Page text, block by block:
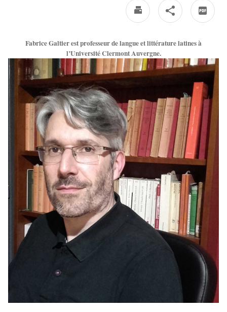
Fabrice Galtier est professeur de langue et littérature latines à
l’Université Clermont Auvergne.